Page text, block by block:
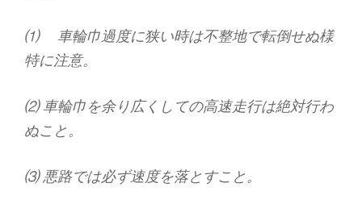
⑴ 車輪巾過度に狭い時は不整地で転倒せぬ様
特に注意。
⑵ 車輪巾を余り広くしての高速走行は絶対行わ
ぬこと。
⑶ 悪路では必ず速度を落とすこと。